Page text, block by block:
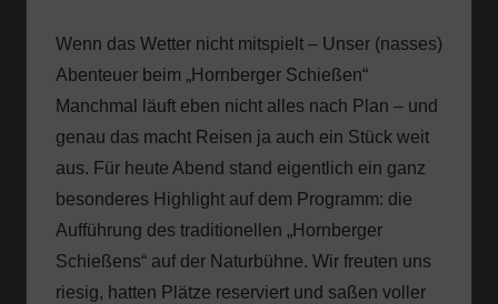
Wenn das Wetter nicht mitspielt – Unser (nasses)
Abenteuer beim „Hornberger Schießen“
Manchmal läuft eben nicht alles nach Plan – und
genau das macht Reisen ja auch ein Stück weit
aus. Für heute Abend stand eigentlich ein ganz
besonderes Highlight auf dem Programm: die
Aufführung des traditionellen „Hornberger
Schießens“ auf der Naturbühne. Wir freuten uns
riesig, hatten Plätze reserviert und saßen voller